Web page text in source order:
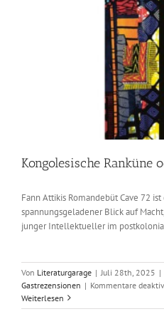
Kongolesische Ranküne
Fann Attikis Romandebüt Cave 72
spannungsgeladener Blick auf
junger Intellektueller im
Von Literaturgarage | Juli 28th, 2025 |
Gastrezensionen | Kommentare
Weiterlesen